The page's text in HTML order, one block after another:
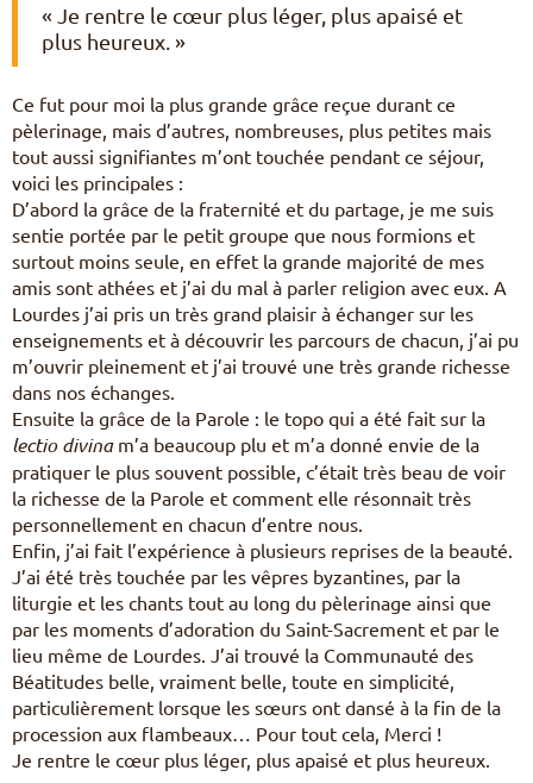
« Je rentre le cœur plus léger, plus apaisé et
plus heureux. »
Ce fut pour moi la plus grande grâce reçue durant ce
pèlerinage, mais d’autres, nombreuses, plus petites mais
tout aussi signifiantes m’ont touchée pendant ce séjour,
voici les principales :
D’abord la grâce de la fraternité et du partage, je me suis
sentie portée par le petit groupe que nous formions et
surtout moins seule, en effet la grande majorité de mes
amis sont athées et j’ai du mal à parler religion avec eux. A
Lourdes j’ai pris un très grand plaisir à échanger sur les
enseignements et à découvrir les parcours de chacun, j’ai pu
m’ouvrir pleinement et j’ai trouvé une très grande richesse
dans nos échanges.
Ensuite la grâce de la Parole : le topo qui a été fait sur la
lectio divinam’a beaucoup plu et m’a donné envie de la
pratiquer le plus souvent possible, c’était très beau de voir
la richesse de la Parole et comment elle résonnait très
personnellement en chacun d’entre nous.
Enfin, j’ai fait l’expérience à plusieurs reprises de la beauté.
J’ai été très touchée par les vêpres byzantines, par la
liturgie et les chants tout au long du pèlerinage ainsi que
par les moments d’adoration du Saint-Sacrement et par le
lieu même de Lourdes. J’ai trouvé la Communauté des
Béatitudes belle, vraiment belle, toute en simplicité,
particulièrement lorsque les sœurs ont dansé à la fin de la
procession aux flambeaux… Pour tout cela, Merci !
Je rentre le cœur plus léger, plus apaisé et plus heureux.